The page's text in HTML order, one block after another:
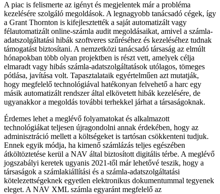
A piac is felismerte az igényt és megjelentek már a probléma
kezelésére szolgáló megoldások. A legnagyobb tanácsadó cégek, így
a Grant Thornton is kifejlesztették a saját automatizált vagy
félautomatizált online-számla audit megoldásaikat, amivel a számla-
adatszolgáltatási hibák szoftveres szűréséhez és kezeléséhez tudnak
támogatást biztosítani. A nemzetközi tanácsadó társaság az elmúlt
hónapokban több olyan projektben is részt vett, amelyek célja
elmaradt vagy hibás számla-adatszolgáltatások utólagos, tömeges
pótlása, javítása volt. Tapasztalataik egyértelműen azt mutatják,
hogy megfelelő technológiával hatékonyan felvehető a harc egy
másik automatizált rendszer által elkövetett hibák kezelésére, de
ugyanakkor a megoldás további terhekkel járhat a társaságoknak.
Érdemes lehet a meglévő folyamatokat és alkalmazott
technológiákat teljesen újragondolni annak érdekében, hogy az
adminisztráció mellett a költségeket is tartósan csökkenteni tudjuk.
Ennek egyik módja, ha kimenő számlázás teljes egészében
átköltöztetése kerül a NAV által biztosított digitális térbe. A meglévő
jogszabályi keretek ugyanis 2021-től már lehetővé teszik, hogy a
társaságok a számlakiállítási és a számla-adatszolgáltatási
kötelezettségeknek egyetlen elektronikus dokumentummal tegyenek
eleget. A NAV XML számla egyaránt megfelelő az